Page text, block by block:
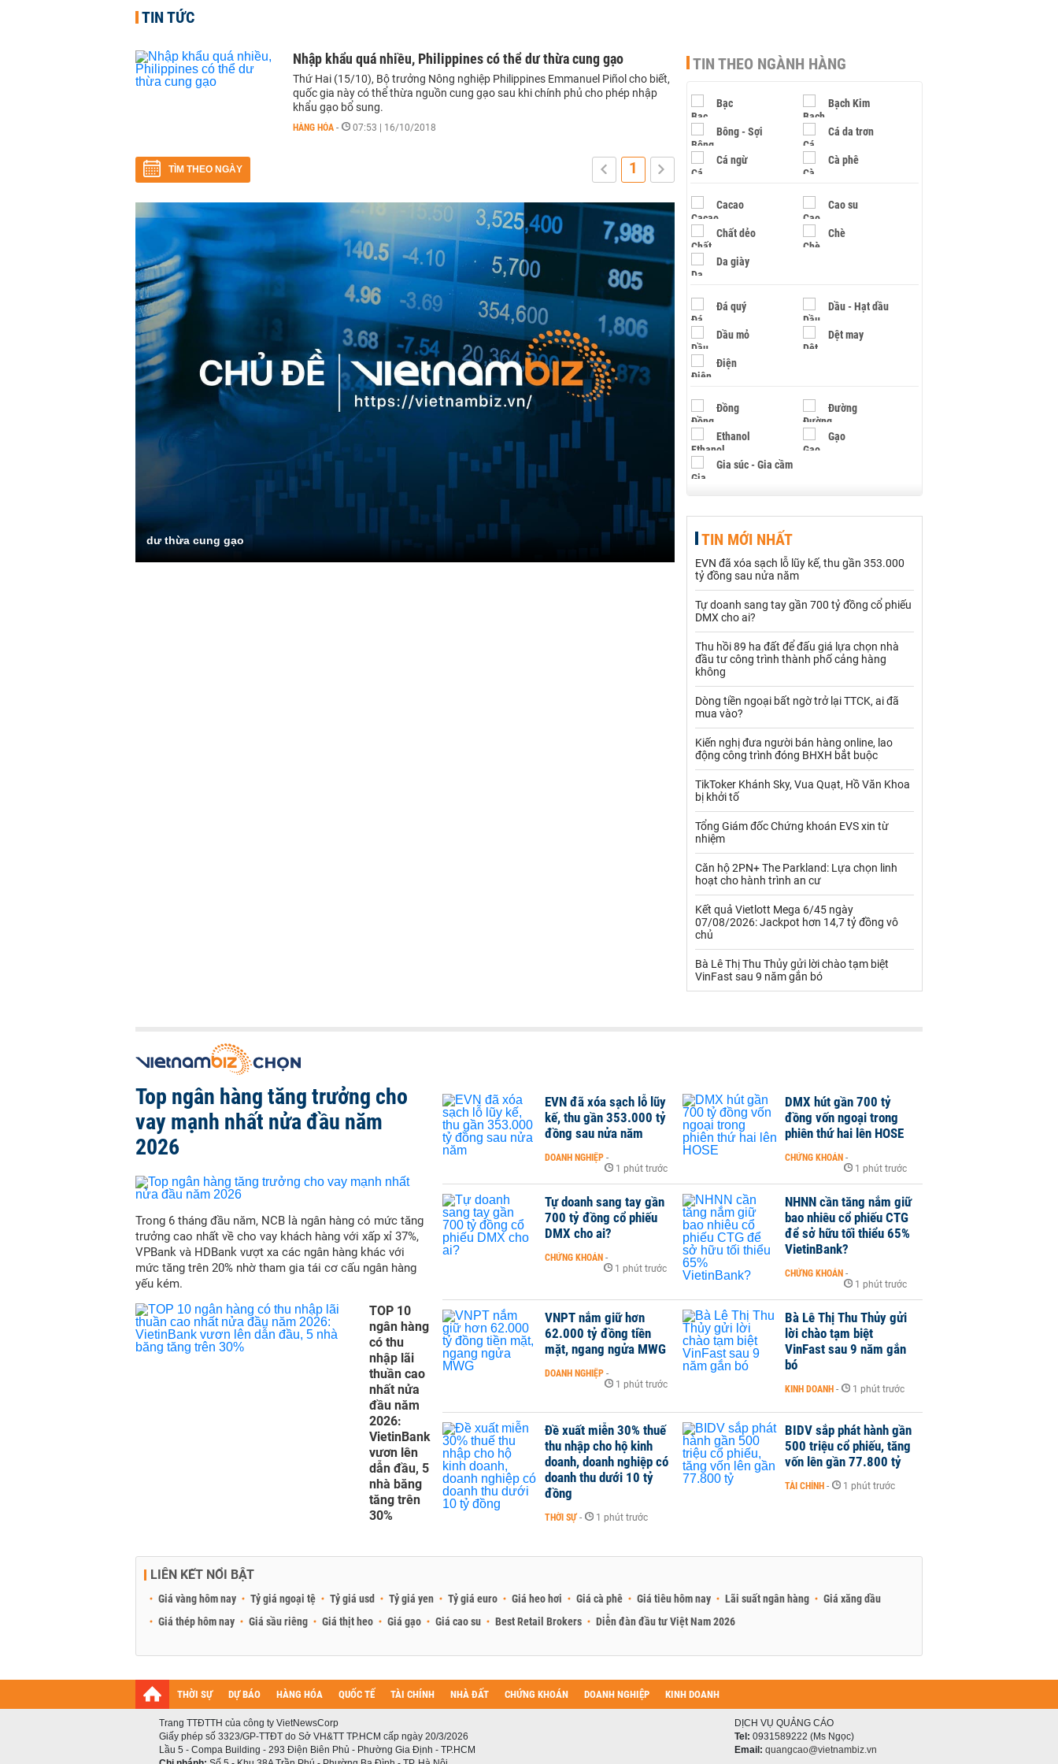
TIN TỨC
Nhập khẩu quá nhiều, Philippines có thể dư thừa cung gạo
Thứ Hai (15/10), Bộ trưởng Nông nghiệp Philippines Emmanuel Piñol cho biết,
quốc gia này có thể thừa nguồn cung gạo sau khi chính phủ cho phép nhập
khẩu gạo bổ sung.
HÀNG HÓA - 07:53 | 16/10/2018
TÌM THEO NGÀY 1
dư thừa cung gạo
TIN THEO NGÀNH HÀNG
Bạc Bạch Kim
Bông - Sợi Cá da trơn
Cá ngừ Cà phê
Cacao Cao su
Chất dẻo Chè
Da giày
Đá quý Dầu - Hạt dầu
Dầu mỏ Dệt may
Điện
Đồng Đường
Ethanol Gạo
Gia súc - Gia cầm
Hạt điều
Khí đốt
Kim loại khác Mắc ca
Muối Ngũ cốc
Nhựa - Hạt nhựa
Palladium
Rau - Củ -Quả Sắt thép
Sữa
Than Thức ăn chăn nuôi
Thủy hải sản khác
Vàng
VLXD khác Xăng dầu
TIN MỚI NHẤT
EVN đã xóa sạch lỗ lũy kế, thu gần 353.000
tỷ đồng sau nửa năm
Tự doanh sang tay gần 700 tỷ đồng cổ phiếu
DMX cho ai?
Thu hồi 89 ha đất để đấu giá lựa chọn nhà
đầu tư công trình thành phố cảng hàng
không
Dòng tiền ngoại bất ngờ trở lại TTCK, ai đã
mua vào?
Kiến nghị đưa người bán hàng online, lao
động công trình đóng BHXH bắt buộc
TikToker Khánh Sky, Vua Quạt, Hồ Văn Khoa
bị khởi tố
Tổng Giám đốc Chứng khoán EVS xin từ
nhiệm
Căn hộ 2PN+ The Parkland: Lựa chọn linh
hoạt cho hành trình an cư
Kết quả Vietlott Mega 6/45 ngày
07/08/2026: Jackpot hơn 14,7 tỷ đồng vô
chủ
Bà Lê Thị Thu Thủy gửi lời chào tạm biệt
VinFast sau 9 năm gắn bó
Top ngân hàng tăng trưởng cho
vay mạnh nhất nửa đầu năm
2026
Trong 6 tháng đầu năm, NCB là ngân hàng có mức tăng
trưởng cao nhất về cho vay khách hàng với xấp xỉ 37%,
VPBank và HDBank vượt xa các ngân hàng khác với
mức tăng trên 20% nhờ tham gia tái cơ cấu ngân hàng
yếu kém.
TOP 10
ngân hàng
có thu
nhập lãi
thuần cao
nhất nửa
đầu năm
2026:
VietinBank
vươn lên
dẫn đầu, 5
nhà băng
tăng trên
30%
EVN đã xóa sạch lỗ lũy
kế, thu gần 353.000 tỷ
đồng sau nửa năm
DOANH NGHIỆP -
1 phút trước
DMX hút gần 700 tỷ
đồng vốn ngoại trong
phiên thứ hai lên HOSE
CHỨNG KHOÁN -
1 phút trước
Tự doanh sang tay gần
700 tỷ đồng cổ phiếu
DMX cho ai?
CHỨNG KHOÁN -
1 phút trước
NHNN cần tăng nắm giữ
bao nhiêu cổ phiếu CTG
để sở hữu tối thiểu 65%
VietinBank?
CHỨNG KHOÁN -
1 phút trước
VNPT nắm giữ hơn
62.000 tỷ đồng tiền
mặt, ngang ngửa MWG
DOANH NGHIỆP -
1 phút trước
Bà Lê Thị Thu Thủy gửi
lời chào tạm biệt
VinFast sau 9 năm gắn
bó
KINH DOANH - 1 phút trước
Đề xuất miễn 30% thuế
thu nhập cho hộ kinh
doanh, doanh nghiệp có
doanh thu dưới 10 tỷ
đồng
THỜI SỰ - 1 phút trước
BIDV sắp phát hành gần
500 triệu cổ phiếu, tăng
vốn lên gần 77.800 tỷ
TÀI CHÍNH - 1 phút trước
LIÊN KẾT NỔI BẬT
Giá vàng hôm nay Tỷ giá ngoại tệ Tỷ giá usd Tỷ giá yen Tỷ giá euro Giá heo hơi Giá cà phê Giá tiêu hôm nay Lãi suất ngân hàng
Giá xăng dầu
Giá thép hôm nay
Giá sầu riêng Giá thịt heo Giá gạo Giá cao su Best Retail Brokers Diễn đàn đầu tư Việt Nam 2026
THỜI SỰ DỰ BÁO HÀNG HÓA QUỐC TẾ TÀI CHÍNH NHÀ ĐẤT CHỨNG KHOÁN DOANH NGHIỆP KINH DOANH
Trang TTĐTTH của công ty VietNewsCorp
Giấy phép số 3323/GP-TTĐT do Sở VH&TT TP.HCM cấp ngày 20/3/2026
Lầu 5 - Compa Building - 293 Điện Biên Phủ - Phường Gia Định - TP.HCM
DỊCH VỤ QUẢNG CÁO
Tel: 0931589222 (Ms Ngọc)
Email: quangcao@vietnambiz.vn